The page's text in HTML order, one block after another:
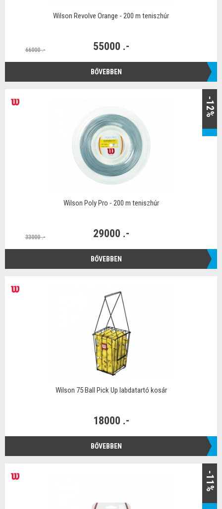
Wilson Revolve Orange - 200 m teniszhúr
66000 .- 55000 .-
BŐVEBBEN
-12%
Wilson Poly Pro - 200 m teniszhúr
33000 .- 29000 .-
BŐVEBBEN
Wilson 75 Ball Pick Up labdatartó kosár
18000 .-
BŐVEBBEN
-11%